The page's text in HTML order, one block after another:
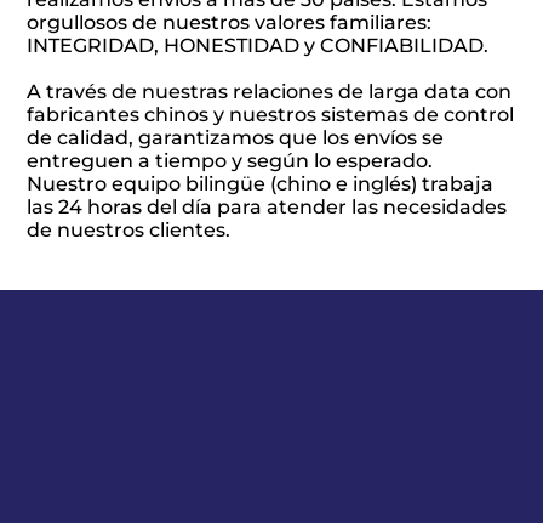
orgullosos de nuestros valores familiares:
INTEGRIDAD, HONESTIDAD y CONFIABILIDAD.
A través de nuestras relaciones de larga data con
fabricantes chinos y nuestros sistemas de control
de calidad, garantizamos que los envíos se
entreguen a tiempo y según lo esperado.
Nuestro equipo bilingüe (chino e inglés) trabaja
las 24 horas del día para atender las necesidades
de nuestros clientes.